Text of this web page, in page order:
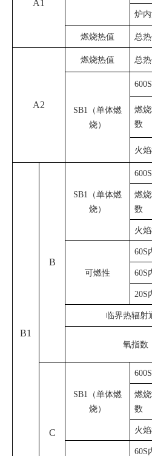
A1
炉
燃烧热值 总
A2
燃烧热值 总
SB1（单体燃
烧）
燃
数
火
B1
B
SB1（单体燃
烧）
燃
数
火
可燃性
60S
60S
20S
临界热辐射
氧指数
C
SB1（单体燃
烧）
燃
数
火
60S